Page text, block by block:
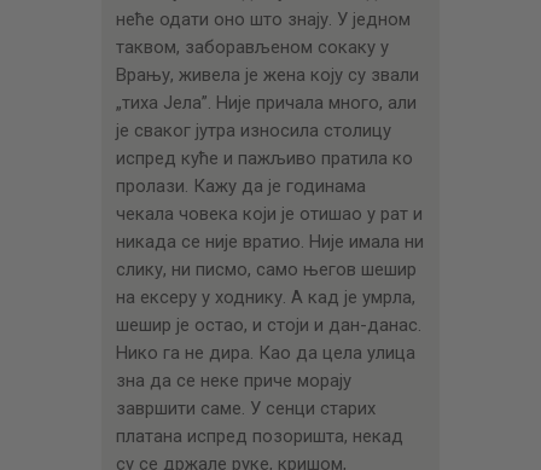
неће одати оно што знају. У једном
таквом, заборављеном сокаку у
Врању, живела је жена коју су звали
„тиха Јела”. Није причала много, али
је сваког јутра износила столицу
испред куће и пажљиво пратила ко
пролази. Кажу да је годинама
чекала човека који је отишао у рат и
никада се није вратио. Није имала ни
слику, ни писмо, само његов шешир
на ексеру у ходнику. А кад је умрла,
шешир је остао, и стоји и дан-данас.
Нико га не дира. Као да цела улица
зна да се неке приче морају
завршити саме. У сенци старих
платана испред позоришта, некад
су се држале руке, кришом,